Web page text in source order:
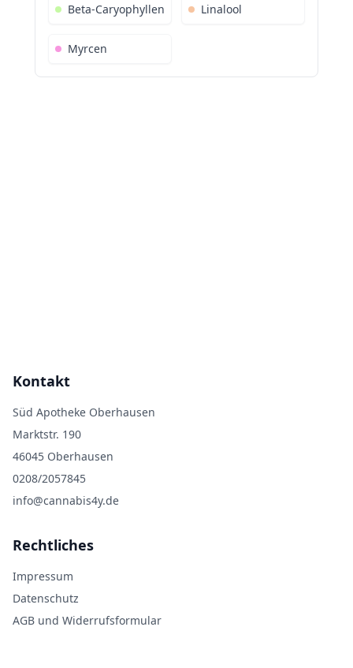
Beta-Caryophyllen Linalool
Myrcen
Kontakt
Süd Apotheke Oberhausen
Marktstr. 190
46045 Oberhausen
0208/2057845
info@cannabis4y.de
Rechtliches
Impressum
Datenschutz
AGB und Widerrufsformular